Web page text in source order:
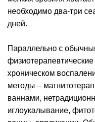
необходимо два-три
дней.
Параллельно с
хроническом
методы –
ваннами,
иглоукалывание,